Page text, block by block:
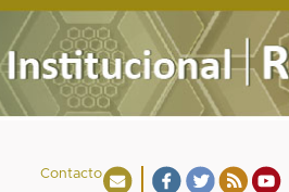
Contacto